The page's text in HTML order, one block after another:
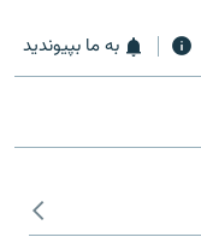
به ما بپیوندید